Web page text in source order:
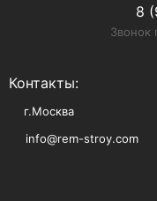
8
Звонок
Контакты:
г.Москва
info@rem-stroy.com